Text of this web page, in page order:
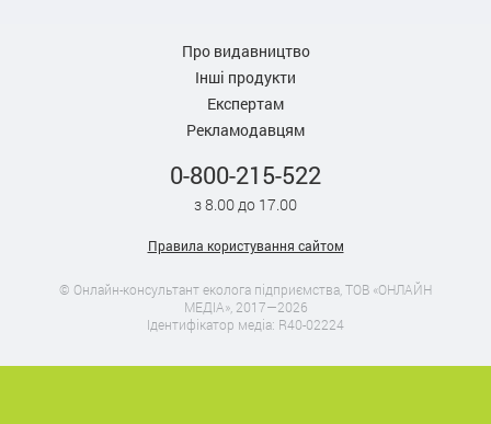
Про видавництво
Інші продукти
Експертам
Рекламодавцям
0-800-215-522
з 8.00 до 17.00
Правила користування сайтом
© Онлайн-консультант еколога підприємства, ТОВ «ОНЛАЙН
МЕДІА», 2017—2026
Ідентифікатор медіа: R40-02224